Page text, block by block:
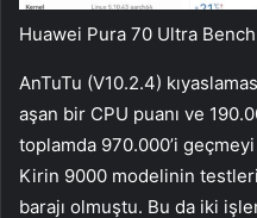
Huawei Pura 70 Ultra
AnTuTu (V10.2.4)
aşan bir CPU puanı ve
toplamda 970.000’i
Kirin 9000 modelinin
barajı olmuştu. Bu da iki